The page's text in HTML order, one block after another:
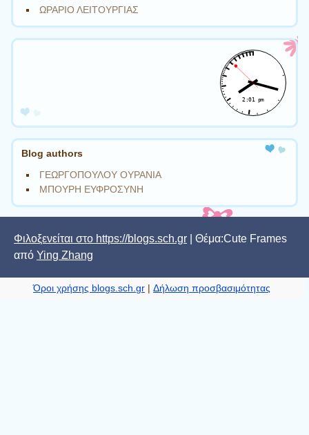
ΩΡΑΡΙΟ ΛΕΙΤΟΥΡΓΙΑΣ
Blog authors
ΓΕΩΡΓΟΠΟΥΛΟΥ ΟΥΡΑΝΙΑ
ΜΠΟΥΡΗ ΕΥΦΡΟΣΥΝΗ
Φιλοξενείται στο https://blogs.sch.gr | Θέμα:Cute Frames
από Ying Zhang
Όροι χρήσης blogs.sch.gr |Δήλωση προσβασιμότητας